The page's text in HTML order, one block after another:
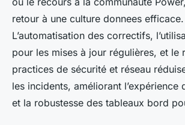
retour à une culture donnees efficace.
L’automatisation des correctifs,
pour les mises à jour régulières, et le
practices de sécurité et réseau
les incidents, améliorant l’expérience
et la robustesse des tableaux bord